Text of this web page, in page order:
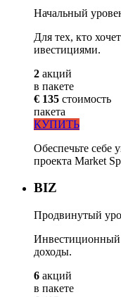
Начальный
Для тех, кто
ивестициями.
2 акций
в пакете
€ 135 стоимость
пакета
КУПИТЬ
Обеспечьте себе
проекта Market
BIZ
Продвинутый
Инвестиционный
доходы.
6 акций
в пакете